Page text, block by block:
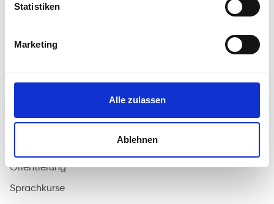
Statistiken
Marketing
Alle zulassen
Ablehnen
Google Maps // Karte anzeigen
ANGEBOTE
Umschulungen
Orientierung
Sprachkurse
ICADEMY
Anmeldung